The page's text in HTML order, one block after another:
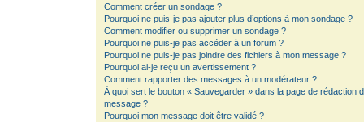
Comment créer un sondage ?
Pourquoi ne puis-je pas ajouter plus d’options à mon sondage ?
Comment modifier ou supprimer un sondage ?
Pourquoi ne puis-je pas accéder à un forum ?
Pourquoi ne puis-je pas joindre des fichiers à mon message ?
Pourquoi ai-je reçu un avertissement ?
Comment rapporter des messages à un modérateur ?
À quoi sert le bouton « Sauvegarder » dans la page de rédaction
message ?
Pourquoi mon message doit être validé ?